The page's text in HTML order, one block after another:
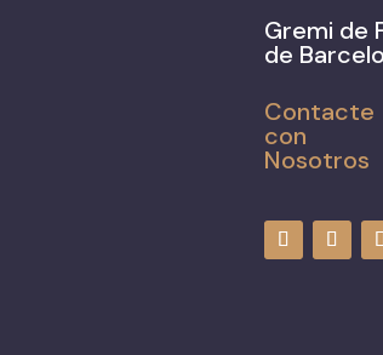
Gremi de
de
Contacte
con
Nosotros